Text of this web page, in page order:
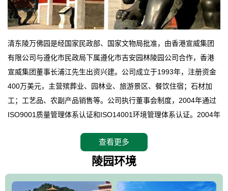
清东陵万佛园是经国家民政部、国家文物局批准，由香港宣威集团
有限公司与遵化市民政局下属遵化市吉安园林陵园公司合作，香港
宣威集团董事长浦江先生出资兴建。公司成立于1993年，注册资金
400万美元，主营殡葬业、园林业、旅游景区、餐饮住宿；石材加
工；工艺品、农副产品销售等。公司执行董事会制度，2004年通过
ISO9001质量管理体系认证和ISO14001环境管理体系认证。2004年
拥有4A级旅游区头衔的花园式陵园，园内建有四星级酒店一座。
万佛园位于遵化市境内，座落在世界文化遗产清东陵地形墙内，地
形绝佳，地理位置优越，交通便利。公司以“建设全国顶级人生后花
园、打造佛教精品旅游圣地”为目标，以海外归侨、国内外知名人士
查看更多
陵园环境